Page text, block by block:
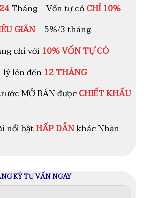
Tháng – Vốn tự cóCHỈ 10%
GIÃN– 5%/3 tháng
chỉ với 10% VỐN TỰ CÓ
lý lên đến 12 THÁNG
MỞ BÁN đượcCHIẾT KHẤU
nổi bậtHẤP DẪNkhác Nhận
KÝ TƯ VẤN NGAY